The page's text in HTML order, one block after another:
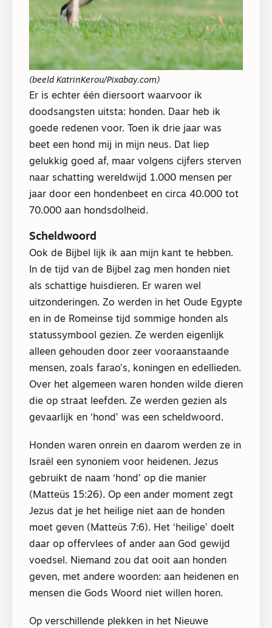
(beeld KatrinKerou/Pixabay.com)
Er is echter één diersoort waarvoor ik
doodsangsten uitsta: honden. Daar heb ik
goede redenen voor. Toen ik drie jaar was
beet een hond mij in mijn neus. Dat liep
gelukkig goed af, maar volgens cijfers sterven
naar schatting wereldwijd 1.000 mensen per
jaar door een hondenbeet en circa 40.000 tot
70.000 aan hondsdolheid.
Scheldwoord
Ook de Bijbel lijk ik aan mijn kant te hebben.
In de tijd van de Bijbel zag men honden niet
als schattige huisdieren. Er waren wel
uitzonderingen. Zo werden in het Oude Egypte
en in de Romeinse tijd sommige honden als
statussymbool gezien. Ze werden eigenlijk
alleen gehouden door zeer vooraanstaande
mensen, zoals farao’s, koningen en edellieden.
Over het algemeen waren honden wilde dieren
die op straat leefden. Ze werden gezien als
gevaarlijk en ‘hond’ was een scheldwoord.
Honden waren onrein en daarom werden ze in
Israël een synoniem voor heidenen. Jezus
gebruikt de naam ‘hond’ op die manier
(Matteüs 15:26). Op een ander moment zegt
Jezus dat je het heilige niet aan de honden
moet geven (Matteüs 7:6). Het ‘heilige’ doelt
daar op offervlees of ander aan God gewijd
voedsel. Niemand zou dat ooit aan honden
geven, met andere woorden: aan heidenen en
mensen die Gods Woord niet willen horen.
Op verschillende plekken in het Nieuwe